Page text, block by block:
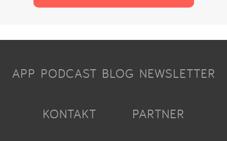
APP PODCAST BLOG NEWSLETTER
KONTAKT PARTNER